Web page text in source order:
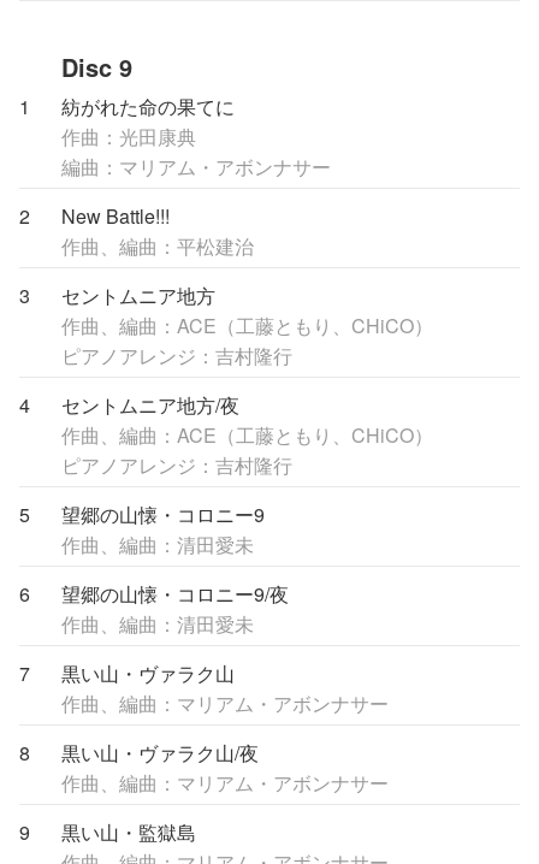
Disc 9
1
紡がれた命の果てに
作曲：光田康典
編曲：マリアム・アボンナサー
2
New Battle!!!
作曲、編曲：平松建治
3
セントムニア地方
作曲、編曲：ACE（工藤ともり、CHiCO）
ピアノアレンジ：吉村隆行
4
セントムニア地方/夜
作曲、編曲：ACE（工藤ともり、CHiCO）
ピアノアレンジ：吉村隆行
5
望郷の山懐・コロニー9
作曲、編曲：清田愛未
6
望郷の山懐・コロニー9/夜
作曲、編曲：清田愛未
7
黒い山・ヴァラク山
作曲、編曲：マリアム・アボンナサー
8
黒い山・ヴァラク山/夜
作曲、編曲：マリアム・アボンナサー
9
黒い山・監獄島